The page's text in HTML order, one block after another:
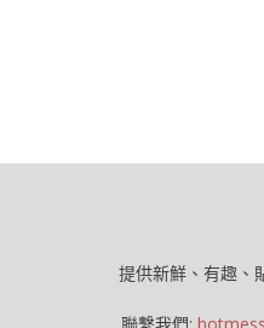
提供新鮮、有趣、